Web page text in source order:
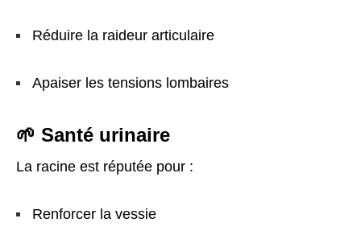
Réduire la raideur articulaire
Apaiser les tensions lombaires
🌱 Santé urinaire
La racine est réputée pour :
Renforcer la vessie